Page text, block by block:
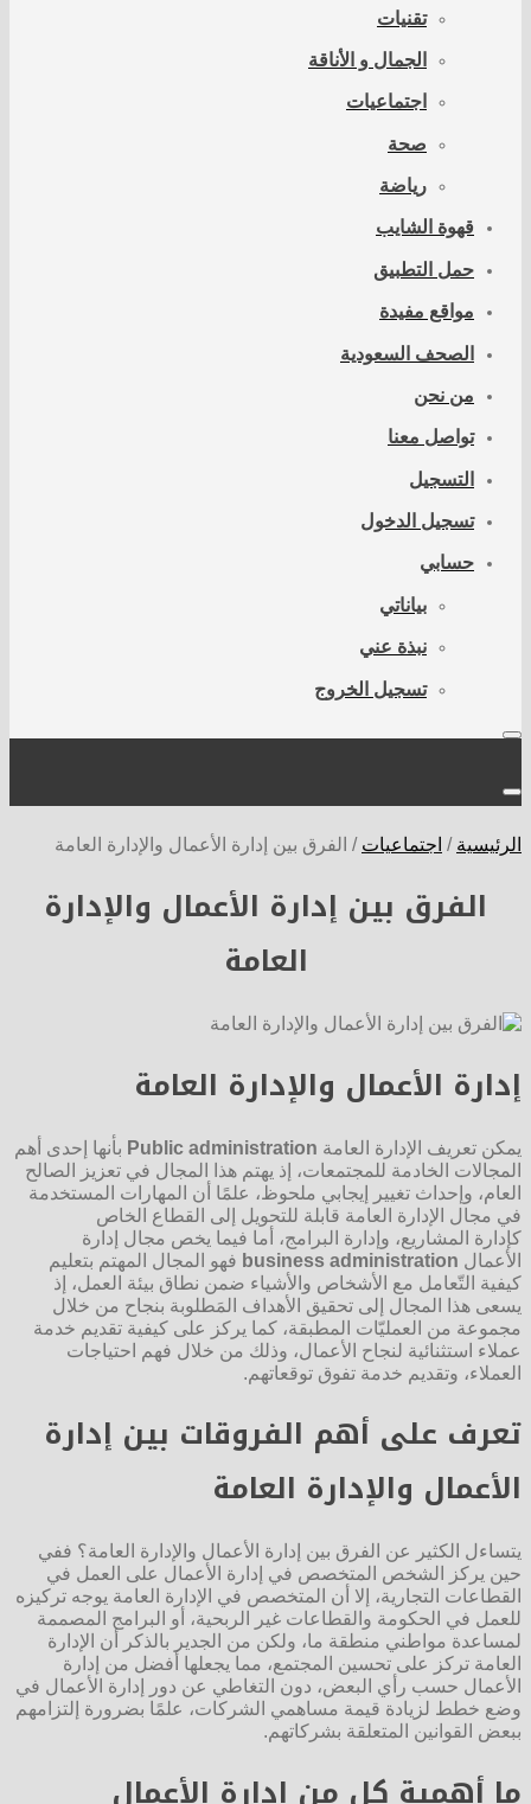
تقنيات
الجمال و الأناقة
اجتماعيات
صحة
رياضة
قهوة الشايب
حمل التطبيق
مواقع مفيدة
الصحف السعودية
من نحن
تواصل معنا
التسجيل
تسجيل الدخول
حسابي
بياناتي
نبذة عني
تسجيل الخروج
الرئيسية / اجتماعيات / الفرق بين إدارة الأعمال والإدارة العامة
الفرق بين إدارة الأعمال والإدارة
العامة
إدارة الأعمال والإدارة العامة
يمكن تعريف الإدارة العامة Public administration بأنها إحدى أهم
المجالات الخادمة للمجتمعات، إذ يهتم هذا المجال في تعزيز الصالح
العام، وإحداث تغيير إيجابي ملحوظ، علمًا أن المهارات المستخدمة
في مجال الإدارة العامة قابلة للتحويل إلى القطاع الخاص
كإدارة المشاريع، وإدارة البرامج، أما فيما يخص مجال إدارة
الأعمال business administration فهو المجال المهتم بتعليم
كيفية التّعامل مع الأشخاص والأشياء ضمن نطاق بيئة العمل، إذ
يسعى هذا المجال إلى تحقيق الأهداف المَطلوبة بنجاح من خلال
مجموعة من العمليّات المطبقة، كما يركز على كيفية تقديم خدمة
عملاء استثنائية لنجاح الأعمال، وذلك من خلال فهم احتياجات
العملاء، وتقديم خدمة تفوق توقعاتهم.
تعرف على أهم الفروقات بين إدارة
الأعمال والإدارة العامة
يتساءل الكثير عن الفرق بين إدارة الأعمال والإدارة العامة؟ ففي
حين يركز الشخص المتخصص في إدارة الأعمال على العمل في
القطاعات التجارية، إلا أن المتخصص في الإدارة العامة يوجه تركيزه
للعمل في الحكومة والقطاعات غير الربحية، أو البرامج المصممة
لمساعدة مواطني منطقة ما، ولكن من الجدير بالذكر أن الإدارة
العامة تركز على تحسين المجتمع، مما يجعلها أفضل من إدارة
الأعمال حسب رأي البعض، دون التغاطي عن دور إدارة الأعمال في
وضع خطط لزيادة قيمة مساهمي الشركات، علمًا بضرورة إلتزامهم
ببعض القوانين المتعلقة بشركاتهم.